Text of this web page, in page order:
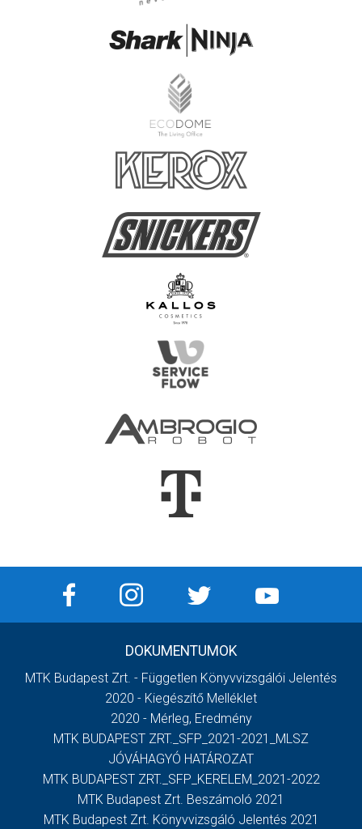
DOKUMENTUMOK
MTK Budapest Zrt. - Független Könyvvizsgálói Jelentés
2020 - Kiegészítő Melléklet
2020 - Mérleg, Eredmény
MTK BUDAPEST ZRT._SFP_2021-2021_MLSZ
JÓVÁHAGYÓ HATÁROZAT
MTK BUDAPEST ZRT._SFP_KERELEM_2021-2022
MTK Budapest Zrt. Beszámoló 2021
MTK Budapest Zrt. Könyvvizsgáló Jelentés 2021